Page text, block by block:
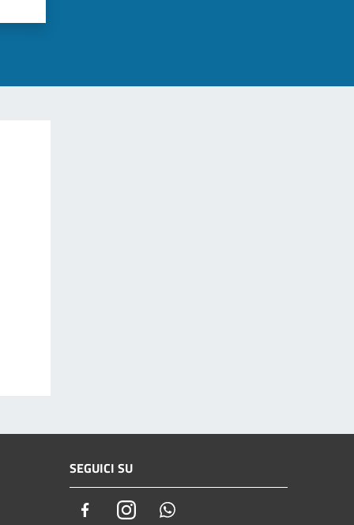
SEGUICI SU
FacebookInstagram